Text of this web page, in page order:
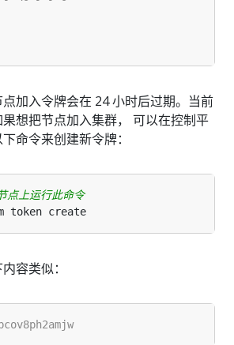
加入令牌会在 24 小时后过期。当前
想把节点加入集群， 可以在控制平
命令来创建新令牌：
点上运行此命令
容类似：